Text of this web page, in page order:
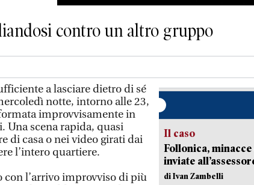
contro un altro gruppo
a lasciare dietro di sé
notte, intorno alle 23,
improvvisamente in
scena rapida, quasi
di casa o nei video girati dai
l’intero quartiere.
l’arrivo improvviso di più
Il caso
Follonica,
inviate
di Ivan Zambelli